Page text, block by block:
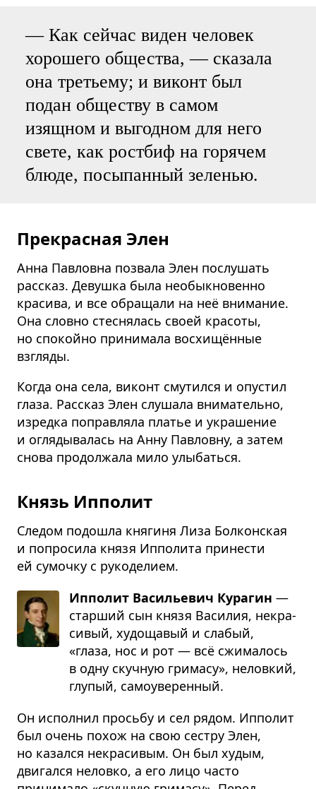
— Как сейчас виден человек
хорошего общества, — сказала
она третьему; и виконт был
подан обществу в самом
изящном и выгодном для него
свете, как ростбиф на горячем
блюде, посыпанный зеленью.
Прекрасная Элен
Анна Павловна позвала Элен послушать
рассказ. Девушка была необыкновенно
красива, и все обращали на неё внимание.
Она словно стеснялась своей красоты,
но спокойно принимала восхищённые
взгляды.
Когда она села, виконт смутился и опустил
глаза. Рассказ Элен слушала внимательно,
изредка поправляла платье и украшение
и оглядывалась на Анну Павловну, а затем
снова продолжала мило улыбаться.
Князь Ипполит
Следом подошла княгиня Лиза Болконская
и попросила князя Ипполита принести
ей сумочку с рукоделием.
Ипполит Васильевич Курагин —
стар­ший сын князя Васи­лия, некра­
си­вый, худо­ща­вый и сла­бый,
«глаза, нос и рот — всё сжи­ма­лось
в одну скуч­ную гри­масу», нелов­кий,
глу­пый, само­уве­рен­ный.
Он исполнил просьбу и сел рядом. Ипполит
был очень похож на свою сестру Элен,
но казался некрасивым. Он был худым,
двигался неловко, а его лицо часто